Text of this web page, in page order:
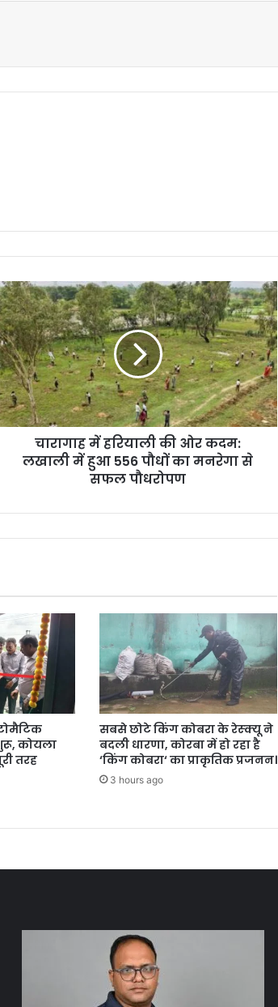
चारागाह में हरियाली की ओर कदम:
लखाली में हुआ 556 पौधों का मनरेगा से
सफल पौधरोपण
कोयला
तरह
सबसे छोटे किंग कोबरा के रेस्क्यू ने
बदली धारणा, कोरबा में हो रहा है
‘किंग कोबरा‘ का प्राकृतिक प्रजनन।
3 hours ago